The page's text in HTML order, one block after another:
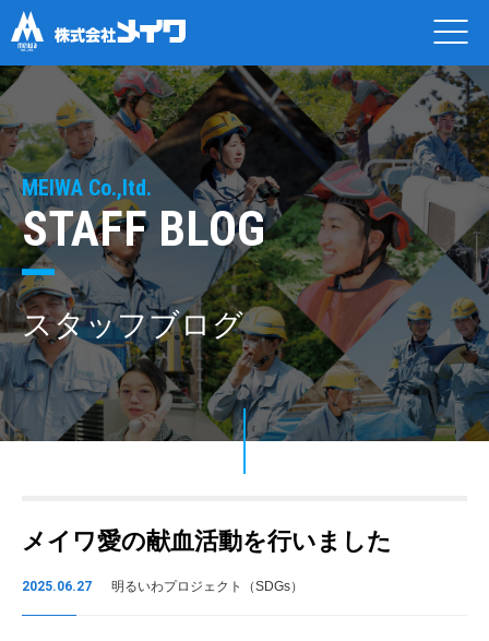
MEIWA Co.,ltd.
STAFF BLOG
スタッフブログ
メイワ愛の献血活動を行いました
2025.06.27 明るいわプロジェクト（SDGs）